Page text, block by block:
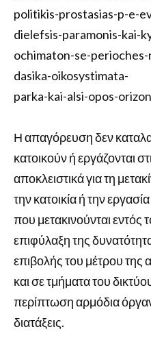
politikis-prostasias-p-e-
dielefsis-paramonis-kai-
ochimaton-se-
dasika-oikosystimata-
parka-kai-alsi-opos-
Η απαγόρευση δεν
κατοικούν ή εργάζονται
αποκλειστικά για τη
την κατοικία ή την
που μετακινούνται εντός
επιφύλαξη της
επιβολής του μέτρου
και σε τμήματα του
περίπτωση αρμόδια
διατάξεις.